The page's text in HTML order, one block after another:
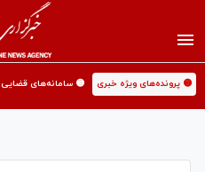
🟡 پرونده‌های ویژه خبری 🟡 سامانه‌های قضایی